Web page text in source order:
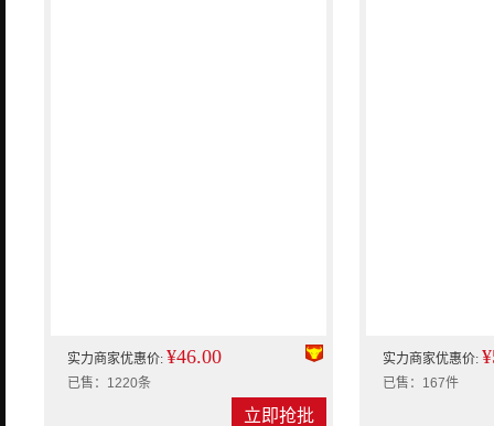
实力商家优惠价: ¥46.00
已售：1220条
立即抢批
实力商家优惠价:
已售：167件